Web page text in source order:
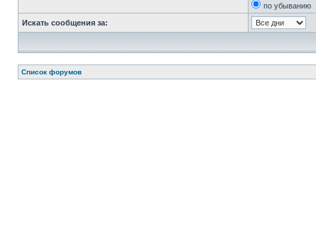
по убыванию
Искать сообщения за:
Список форумов